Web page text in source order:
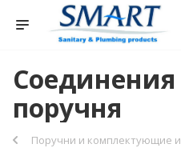
Соединения
поручня
Поручни и комплектующие